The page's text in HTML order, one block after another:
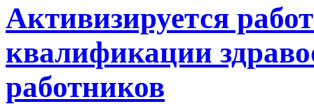
Активизируется
квалификации
работников